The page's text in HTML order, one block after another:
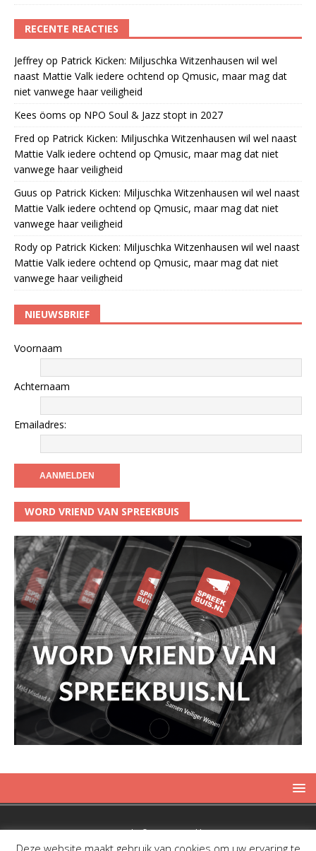
RECENTE REACTIES
Jeffrey op Patrick Kicken: Miljuschka Witzenhausen wil wel
naast Mattie Valk iedere ochtend op Qmusic, maar mag dat
niet vanwege haar veiligheid
Kees öoms op NPO Soul & Jazz stopt in 2027
Fred op Patrick Kicken: Miljuschka Witzenhausen wil wel naast
Mattie Valk iedere ochtend op Qmusic, maar mag dat niet
vanwege haar veiligheid
Guus op Patrick Kicken: Miljuschka Witzenhausen wil wel naast
Mattie Valk iedere ochtend op Qmusic, maar mag dat niet
vanwege haar veiligheid
Rody op Patrick Kicken: Miljuschka Witzenhausen wil wel naast
Mattie Valk iedere ochtend op Qmusic, maar mag dat niet
vanwege haar veiligheid
NIEUWSBRIEF
Voornaam
Achternaam
Emailadres:
WORD VRIEND VAN SPREEKBUIS
Copyright © 2019 Spreekbuis